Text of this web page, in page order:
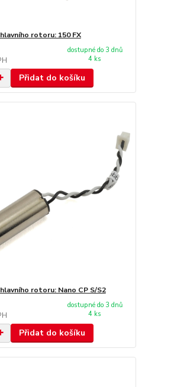
rotoru: 150 FX
dostupné do 3 dnů
4 ks
Přidat do košíku
rotoru: Nano CP S/S2
dostupné do 3 dnů
4 ks
Přidat do košíku